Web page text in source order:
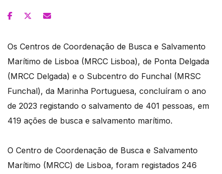
Os Centros de Coordenação de Busca e Salvamento
Marítimo de Lisboa (MRCC Lisboa), de Ponta Delgada
(MRCC Delgada) e o Subcentro do Funchal (MRSC
Funchal), da Marinha Portuguesa, concluíram o ano
de 2023 registando o salvamento de 401 pessoas, em
419 ações de busca e salvamento marítimo.
O Centro de Coordenação de Busca e Salvamento
Marítimo (MRCC) de Lisboa, foram registados 246